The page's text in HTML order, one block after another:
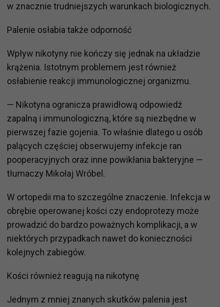
w znacznie trudniejszych warunkach biologicznych.
Palenie osłabia także odporność
Wpływ nikotyny nie kończy się jednak na układzie
krążenia. Istotnym problemem jest również
osłabienie reakcji immunologicznej organizmu.
— Nikotyna ogranicza prawidłową odpowiedź
zapalną i immunologiczną, które są niezbędne w
pierwszej fazie gojenia. To właśnie dlatego u osób
palących częściej obserwujemy infekcje ran
pooperacyjnych oraz inne powikłania bakteryjne —
tłumaczy Mikołaj Wróbel.
W ortopedii ma to szczególne znaczenie. Infekcja w
obrębie operowanej kości czy endoprotezy może
prowadzić do bardzo poważnych komplikacji, a w
niektórych przypadkach nawet do konieczności
kolejnych zabiegów.
Kości również reagują na nikotynę
Jednym z mniej znanych skutków palenia jest